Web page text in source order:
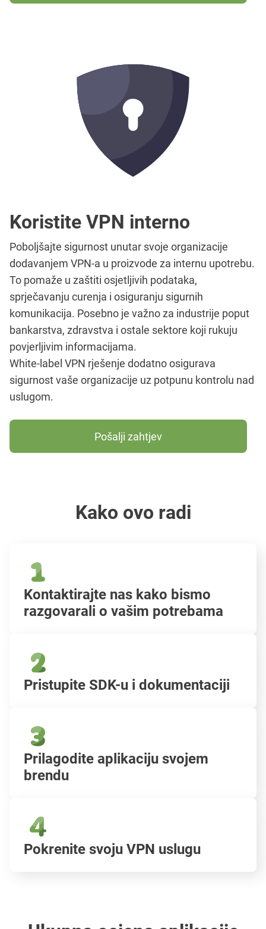
Koristite VPN interno
Poboljšajte sigurnost unutar svoje organizacije
dodavanjem VPN-a u proizvode za internu upotrebu.
To pomaže u zaštiti osjetljivih podataka,
sprječavanju curenja i osiguranju sigurnih
komunikacija. Posebno je važno za industrije poput
bankarstva, zdravstva i ostale sektore koji rukuju
povjerljivim informacijama.
White-label VPN rješenje dodatno osigurava
sigurnost vaše organizacije uz potpunu kontrolu nad
uslugom.
Pošalji zahtjev
Kako ovo radi
Kontaktirajte nas kako bismo
razgovarali o vašim potrebama
Pristupite SDK-u i dokumentaciji
Prilagodite aplikaciju svojem
brendu
Pokrenite svoju VPN uslugu